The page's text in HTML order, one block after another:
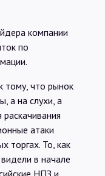
компании
по
тому, что рынок
а на слухи, а
атаки
торгах. То, как
в начале
НПЗ и